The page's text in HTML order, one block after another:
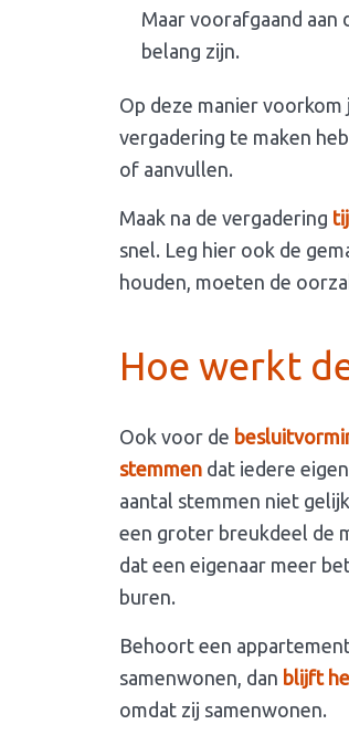
Maar voorafgaand aan
belang zijn.
Op deze manier
vergadering te maken
of aanvullen.
Maak na de vergadering
snel. Leg hier ook de
houden, moeten de
Hoe werkt
Ook voor de
stemmen dat iedere
aantal stemmen niet
een groter breukdeel de
dat een eigenaar meer
buren.
Behoort een
samenwonen, dan blijft
omdat zij samenwonen.